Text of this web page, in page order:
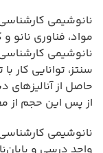
نانوشیمی
مواد، فناوری نانو
نانوشیمی
سنتز، توانایی کار
حاصل از
از پس این حجم از